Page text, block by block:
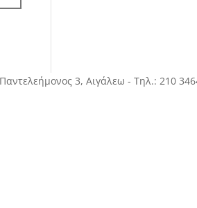
3, Αιγάλεω - Τηλ.: 210